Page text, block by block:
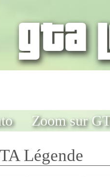
Zoom sur
Légende